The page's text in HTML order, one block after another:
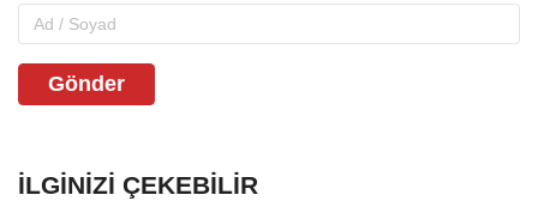
Gönder
İLGINIZI ÇEKEBILIR